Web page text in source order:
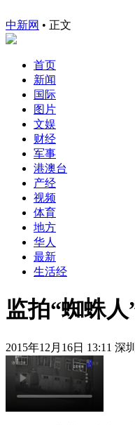
中新网 • 正文
首页
新闻
国际
图片
文娱
财经
军事
港澳台
产经
视频
体育
地方
华人
最新
生活经
监拍“蜘蛛
2015年12月16日 13:11 深